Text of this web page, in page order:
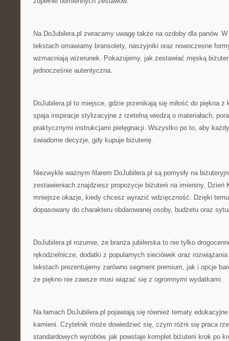
Na DoJubilera.pl zwracamy uwagę także na ozdoby dla panów.
tekstach omawiamy bransolety, naszyjniki oraz nowoczesne
wzmacniają wizerunek. Pokazujemy, jak zestawiać męską
jednocześnie autentyczna.
DoJubilera.pl to miejsce, gdzie przenikają się miłość do piękna z
spaja inspiracje stylizacyjne z rzetelną wiedzą o materiałach,
praktycznymi instrukcjami pielęgnacji. Wszystko po to, aby
świadome decyzje, gdy kupuje biżuterię.
Niezwykle ważnym filarem DoJubilera.pl są pomysły na
zestawieniach znajdziesz propozycje biżuterii na imieniny, Dzień
mniejsze okazje, kiedy chcesz wyrazić wdzięczność. Dzięki
dopasowany do charakteru obdarowanej osoby, budżetu oraz
DoJubilera.pl rozumie, że branża jubilerska to nie tylko
rękodzielnicze, dodatki z popularnych sieciówek oraz
tekstach prezentujemy zarówno segment premium, jak i opcje
że piękno nie zawsze musi wiązać się z ogromnymi wydatkami.
Na łamach DoJubilera.pl pojawiają się również tematy
kamieni. Czytelnik może dowiedzieć się, czym różni się praca
standardowych wyrobów, jak powstaje komplet biżuterii krok po